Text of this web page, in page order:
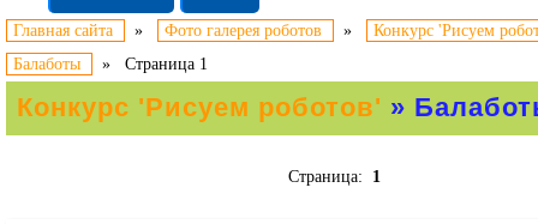
Главная сайта » Фото галерея роботов »
Конкурс 'Рисуем
Балаботы
» Страница 1
Конкурс 'Рисуем роботов' »
Страница: 1